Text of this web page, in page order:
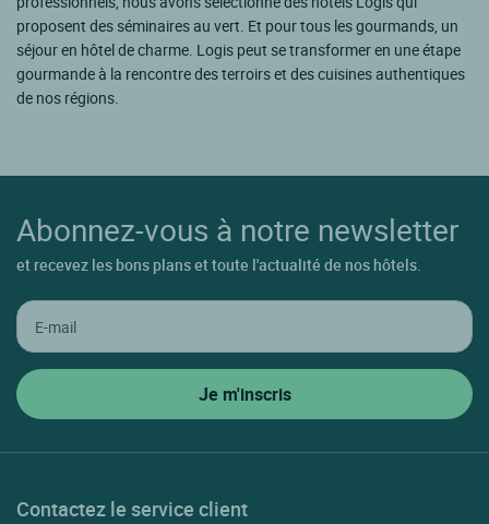
proposent des séminaires au vert. Et pour tous les gourmands, un
séjour en hôtel de charme. Logis peut se transformer en une étape
gourmande à la rencontre des terroirs et des cuisines authentiques
de nos régions.
Abonnez-vous à notre newsletter
et recevez les bons plans et toute l'actualité de nos hôtels.
Contactez le service client